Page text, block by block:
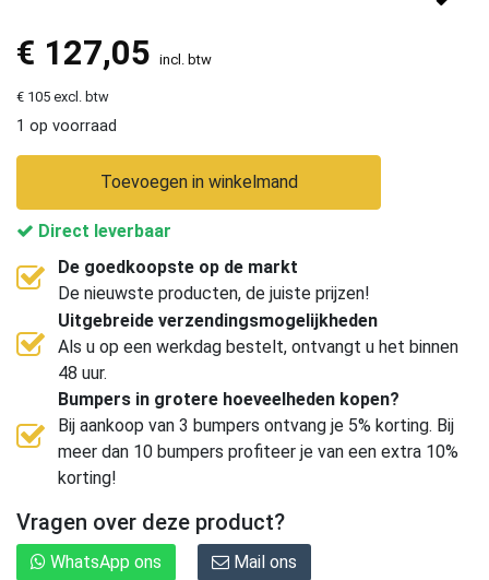
€ 127,05 incl. btw
€ 105 excl. btw
1 op voorraad
Toevoegen in winkelmand
Direct leverbaar
De goedkoopste op de markt
De nieuwste producten, de juiste prijzen!
Uitgebreide verzendingsmogelijkheden
Als u op een werkdag bestelt, ontvangt u het binnen
48 uur.
Bumpers in grotere hoeveelheden kopen?
Bij aankoop van 3 bumpers ontvang je 5% korting. Bij
meer dan 10 bumpers profiteer je van een extra 10%
korting!
Vragen over deze product?
WhatsApp ons Mail ons